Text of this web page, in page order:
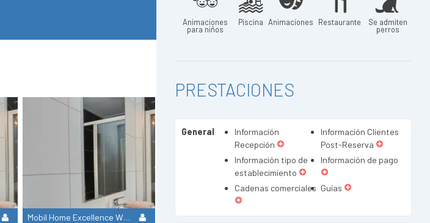
Mobil Home Excellence With 3 Bedrooms Airco
Animaciones
para niños
Piscina Animaciones Restaurante Se admiten
perros
PRESTACIONES
General
Información
Recepción
Información Clientes
Post-Reserva
Información tipo de
establecimiento
Información de pago
Cadenas comerciales Guías